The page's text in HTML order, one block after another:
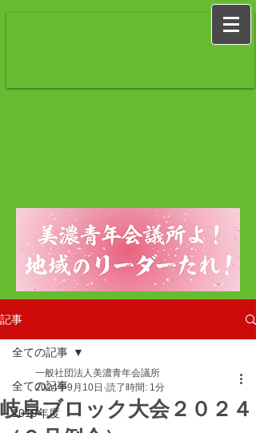
記事
全ての記事
2019年度
全ての記事
岐阜ブロック大会２０２４
一般社団法人美濃青年会議所
2024年9月10日 読了時間: 1分